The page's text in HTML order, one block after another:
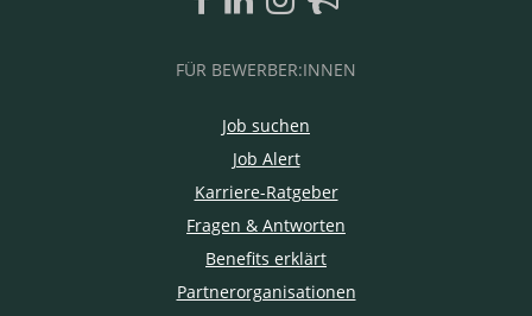
FÜR BEWERBER:INNEN
Job suchen
Job Alert
Karriere-Ratgeber
Fragen & Antworten
Benefits erklärt
Partnerorganisationen